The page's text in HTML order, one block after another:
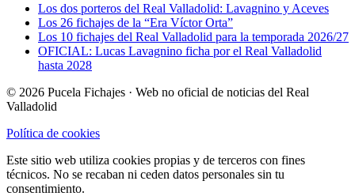
Los dos porteros del Real Valladolid: Lavagnino y Aceves
Los 26 fichajes de la “Era Víctor Orta”
Los 10 fichajes del Real Valladolid para la temporada 2026/27
OFICIAL: Lucas Lavagnino ficha por el Real Valladolid
hasta 2028
© 2026 Pucela Fichajes · Web no oficial de noticias del Real
Valladolid
Política de cookies
Este sitio web utiliza cookies propias y de terceros con fines
técnicos. No se recaban ni ceden datos personales sin tu
consentimiento.